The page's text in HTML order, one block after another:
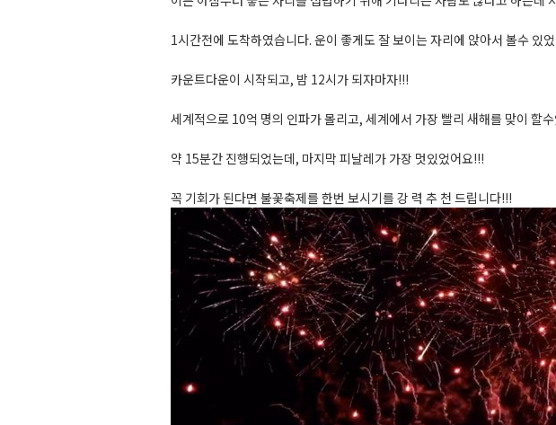
1시간전에 도착하였습니다. 운이 좋게도 잘 보이는 자리에 앉아서 볼수 있
카운트다운이 시작되고, 밤 12시가 되자마자!!!
세계적으로 10억 명의 인파가 몰리고, 세계에서 가장 빨리 새해를 맞이 할
약 15분간 진행되었는데, 마지막 피날레가 가장 멋있었어요!!!
꼭 기회가 된다면 불꽃축제를 한번 보시기를 강 력 추 천 드립니다!!!